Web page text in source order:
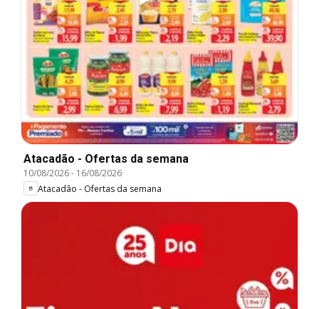
Atacadão - Ofertas da semana
10/08/2026- 16/08/2026
Atacadão - Ofertas da semana